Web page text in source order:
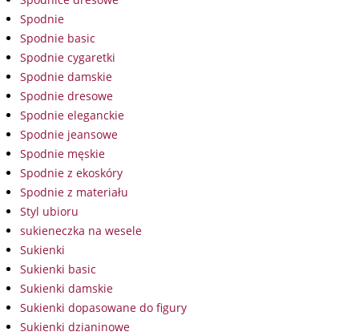
Spodnie
Spodnie basic
Spodnie cygaretki
Spodnie damskie
Spodnie dresowe
Spodnie eleganckie
Spodnie jeansowe
Spodnie męskie
Spodnie z ekoskóry
Spodnie z materiału
Styl ubioru
sukieneczka na wesele
Sukienki
Sukienki basic
Sukienki damskie
Sukienki dopasowane do figury
Sukienki dzianinowe